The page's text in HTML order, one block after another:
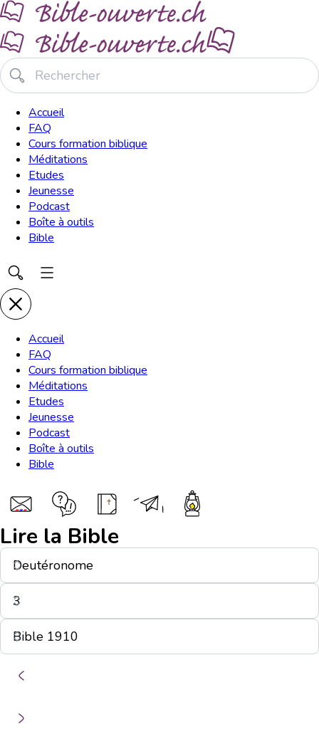
Accueil
FAQ
Cours formation biblique
Méditations
Etudes
Jeunesse
Podcast
Boîte à outils
Bible
Accueil
FAQ
Cours formation biblique
Méditations
Etudes
Jeunesse
Podcast
Boîte à outils
Bible
Lire la Bible